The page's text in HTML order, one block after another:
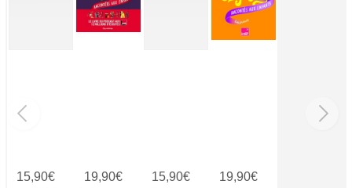
15,90€ 19,90€ 15,90€ 19,90€